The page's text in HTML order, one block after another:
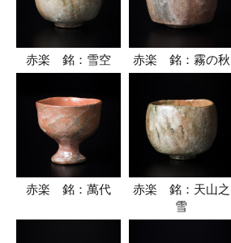
赤楽 銘：雪空 赤楽 銘：霧の秋
赤楽 銘：萬代
赤楽 銘：天山之
雪